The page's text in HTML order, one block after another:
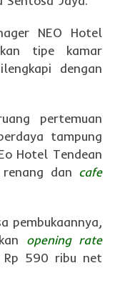
NEO Hotel
tipe kamar
dengan
pertemuan
tampung
Hotel Tendean
dan cafe
pembukaannya,
opening rate
Rp 590 ribu net